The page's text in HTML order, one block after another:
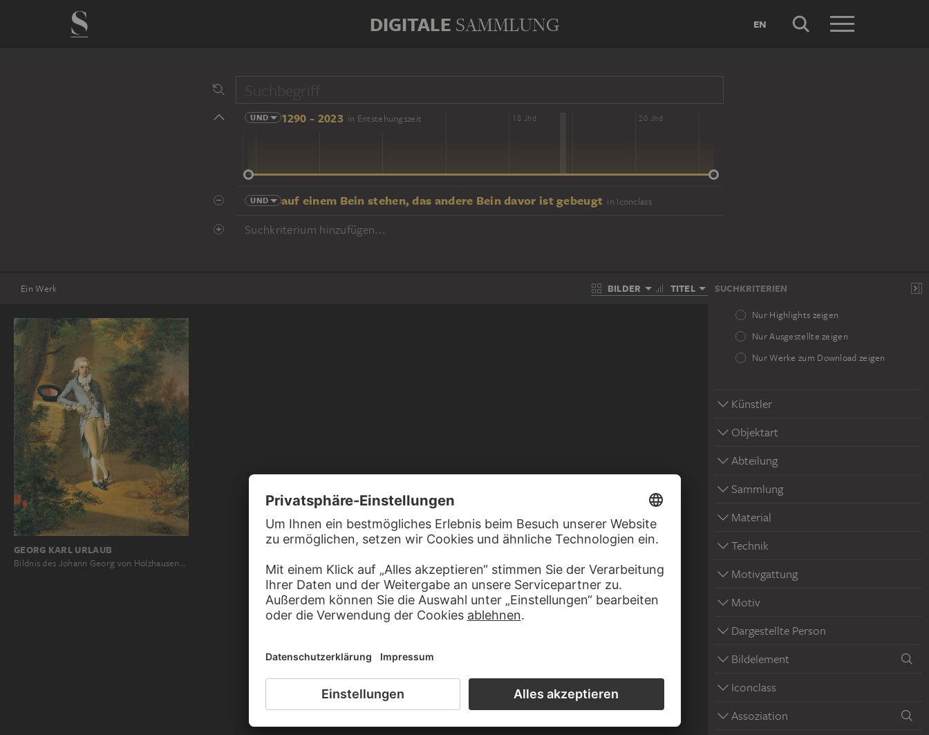
DIGITALE SAMMLUNG EN
UND 1290 - 2023 in Entstehungszeit
14 Jhd 16 Jhd 18 Jhd 20 Jhd
UND auf einem Bein stehen, das andere Bein davor ist gebeugt in Iconclass
Suchkriterium hinzufügen...
Ein Werk BILDER TITEL SUCHKRITERIEN
Nur Highlights zeigen
Nur Ausgestellte zeigen
Nur Werke zum Download zeigen
Künstler
Objektart
Abteilung
Sammlung
Material
Technik
Motivgattung
Motiv
Dargestellte Person
Bildelement
Iconclass
Assoziation
GEORG KARL URLAUB
Bildnis des Johann Georg von Holzhausen…